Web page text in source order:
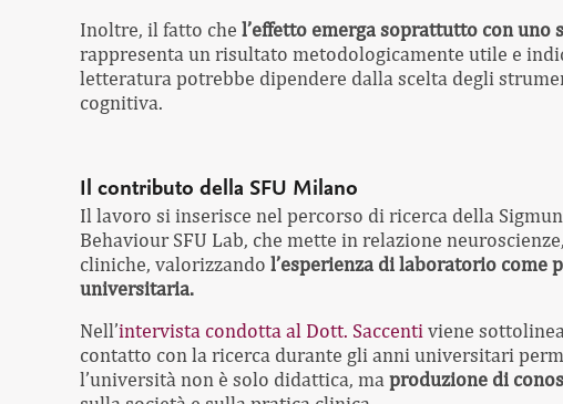
Inoltre, il fatto che l’effetto emerga soprattutto con uno
rappresenta un risultato metodologicamente utile e
letteratura potrebbe dipendere dalla scelta degli
cognitiva.
Il contributo della SFU Milano
Il lavoro si inserisce nel percorso di ricerca della
Behaviour SFU Lab, che mette in relazione
cliniche, valorizzando l’esperienza di laboratorio come
universitaria.
Nell’intervista condotta al Dott. Saccenti viene
contatto con la ricerca durante gli anni universitari
l’università non è solo didattica, ma produzione di